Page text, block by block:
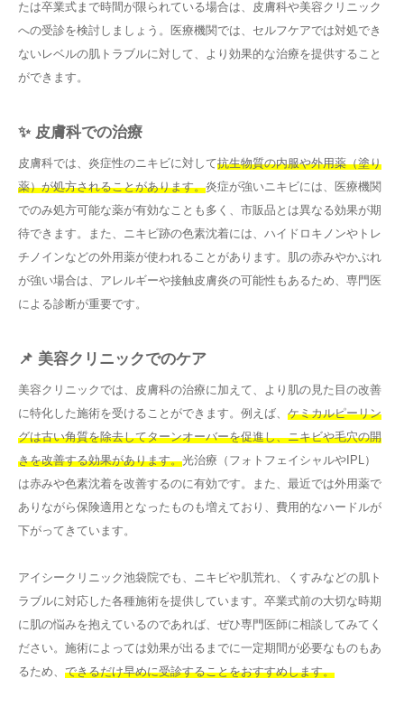
たは卒業式まで時間が限られている場合は、皮膚科や美容クリニック
への受診を検討しましょう。医療機関では、セルフケアでは対処でき
ないレベルの肌トラブルに対して、より効果的な治療を提供すること
ができます。
✨ 皮膚科での治療
皮膚科では、炎症性のニキビに対して抗生物質の内服や外用薬（塗り
薬）が処方されることがあります。炎症が強いニキビには、医療機関
でのみ処方可能な薬が有効なことも多く、市販品とは異なる効果が期
待できます。また、ニキビ跡の色素沈着には、ハイドロキノンやトレ
チノインなどの外用薬が使われることがあります。肌の赤みやかぶれ
が強い場合は、アレルギーや接触皮膚炎の可能性もあるため、専門医
による診断が重要です。
📌 美容クリニックでのケア
美容クリニックでは、皮膚科の治療に加えて、より肌の見た目の改善
に特化した施術を受けることができます。例えば、 ケミカルピーリン
グは古い角質を除去してターンオーバーを促進し、ニキビや毛穴の開
きを改善する効果があります。光治療（フォトフェイシャルやIPL）
は赤みや色素沈着を改善するのに有効です。また、最近では外用薬で
ありながら保険適用となったものも増えており、費用的なハードルが
下がってきています。
アイシークリニック池袋院でも、ニキビや肌荒れ、くすみなどの肌ト
ラブルに対応した各種施術を提供しています。卒業式前の大切な時期
に肌の悩みを抱えているのであれば、ぜひ専門医師に相談してみてく
ださい。施術によっては効果が出るまでに一定期間が必要なものもあ
るため、 できるだけ早めに受診することをおすすめします。